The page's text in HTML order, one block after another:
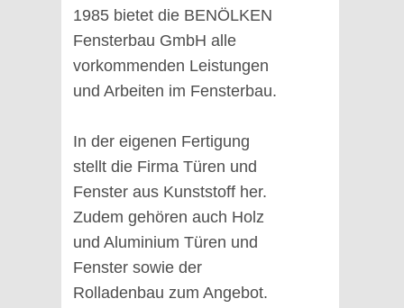
1985 bietet die BENÖLKEN
Fensterbau GmbH alle
vorkommenden Leistungen
und Arbeiten im Fensterbau.
In der eigenen Fertigung
stellt die Firma Türen und
Fenster aus Kunststoff her.
Zudem gehören auch Holz
und Aluminium Türen und
Fenster sowie der
Rolladenbau zum Angebot.